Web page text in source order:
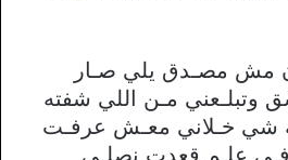
مش مصـدق يلي صـار
وتبلـعني مـن اللي شفته
شي خـلاني معـش عرفـت
علـم قعدت نصلـي